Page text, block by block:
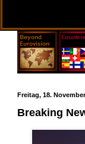
Freitag, 18.
Breaking